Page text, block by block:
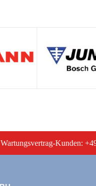
Kunden: